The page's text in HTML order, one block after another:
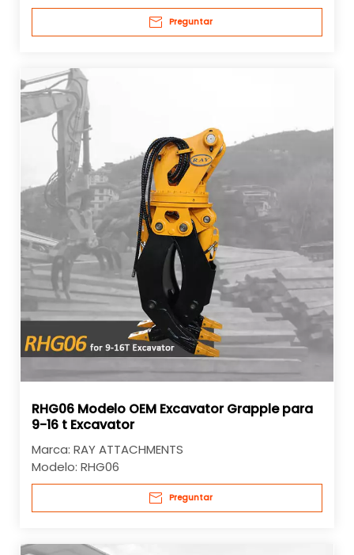
Preguntar
RHG06 Modelo OEM Excavator Grapple para
9-16 t Excavator
Marca: RAY ATTACHMENTS
Modelo: RHG06
Preguntar